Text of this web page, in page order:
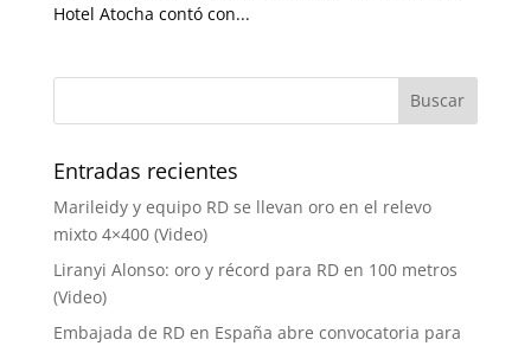
Hotel Atocha contó con...
Entradas recientes
Marileidy y equipo RD se llevan oro en el relevo
mixto 4×400 (Video)
Liranyi Alonso: oro y récord para RD en 100 metros
(Video)
Embajada de RD en España abre convocatoria para